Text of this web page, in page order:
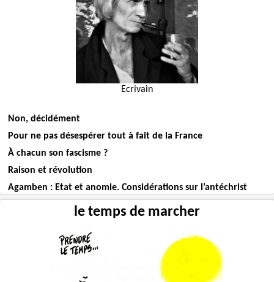
Ecrivain
Non, décidément
Pour ne pas désespérer tout à fait de la France
À chacun son fascisme ?
Raison et révolution
Agamben : Etat et anomie. Considérations sur l’antéchrist
le temps de marcher